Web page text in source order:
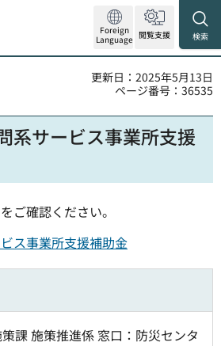
Foreign
Language 閲覧支援 検索
更新日：2025年5月13日
ページ番号：36535
系サービス事業所支援
ご確認ください。
ス事業所支援補助金
課 施策推進係 窓口：防災センタ